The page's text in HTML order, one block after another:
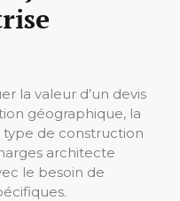
la valeur d’un devis
géographique, la
type de construction
architecte
le besoin de